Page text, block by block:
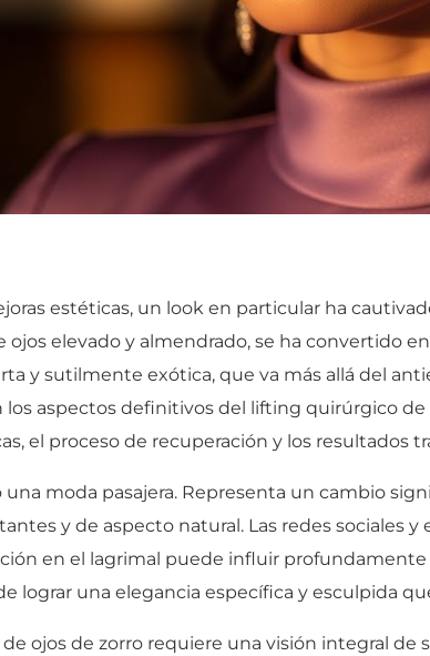
estéticas, un look en particular ha
elevado y almendrado, se ha convertido
y sutilmente exótica, que va más allá del
los aspectos definitivos del lifting quirúrgico
el proceso de recuperación y los resultados
una moda pasajera. Representa un cambio
y de aspecto natural. Las redes sociales
en el lagrimal puede influir
lograr una elegancia específica y esculpida
ojos de zorro requiere una visión integral de